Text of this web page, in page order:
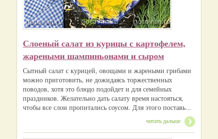
Слоеный салат из курицы с картофелем,
жареными шампиньонами и сыром
Сытный салат с курицей, овощами и жареными грибами
можно приготовить, не дожидаясь торжественных
поводов, хотя это блюдо подойдет и для семейных
праздников. Желательно дать салату время настояться,
чтобы все слои пропитались соусом. Для этого поставь...
читать дальше